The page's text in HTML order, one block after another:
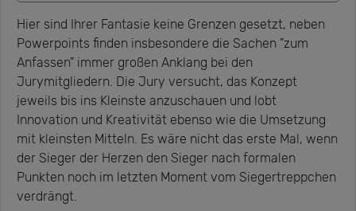
Hier sind Ihrer Fantasie keine Grenzen gesetzt, neben
Powerpoints finden insbesondere die Sachen "zum
Anfassen" immer großen Anklang bei den
Jurymitgliedern. Die Jury versucht, das Konzept
jeweils bis ins Kleinste anzuschauen und lobt
Innovation und Kreativität ebenso wie die Umsetzung
mit kleinsten Mitteln. Es wäre nicht das erste Mal, wenn
der Sieger der Herzen den Sieger nach formalen
Punkten noch im letzten Moment vom Siegertreppchen
verdrängt.